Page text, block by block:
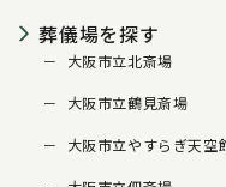
葬儀場を探す
大阪市立北斎場
大阪市立鶴見斎場
大阪市立やすらぎ天空